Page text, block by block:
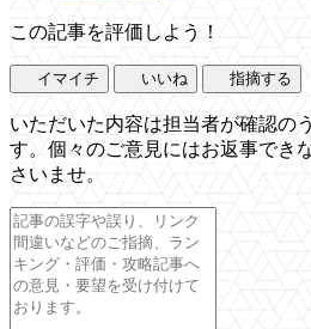
この記事を評価しよう！
イマイチ いいね 指摘する
いただいた内容は担当者が確認の
す。個々のご意見にはお返事でき
さいませ。